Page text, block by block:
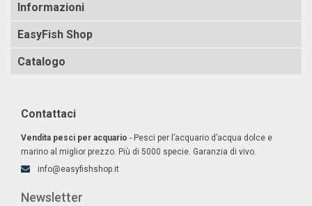
Informazioni
EasyFish Shop
Catalogo
Contattaci
Vendita pesci per acquario - Pesci per l’acquario d’acqua dolce e
marino al miglior prezzo. Più di 5000 specie. Garanzia di vivo.
info@easyfishshop.it
Newsletter